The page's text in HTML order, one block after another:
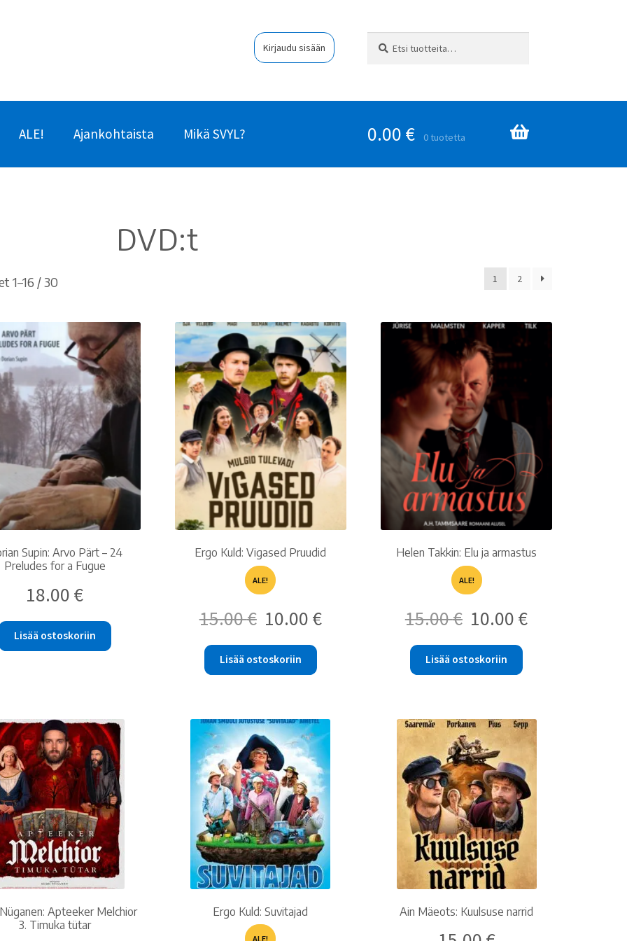
Kirjaudu sisään
ALE! Ajankohtaista Mikä SVYL? 0.00 € 0 tuotetta
DVD:t
1–16 / 30Sorted
latest
1 2
Supin: Arvo Pärt – 24
Preludes for a Fugue
18.00 €
Lisää ostoskoriin
Ergo Kuld: Vigased Pruudid
ALE!
15.00€
Alkuperäinen
hinta
15.00 €.
10.00 €hinta
Lisää ostoskoriin
Helen Takkin: Elu ja armastus
ALE!
15.00€
Alkuperäinen
hinta
15.00 €.
10.00 €hinta
Lisää ostoskoriin
Apteeker Melchior
3. Timuka tütar
Ergo Kuld: Suvitajad
ALE!
Ain Mäeots: Kuulsuse narrid